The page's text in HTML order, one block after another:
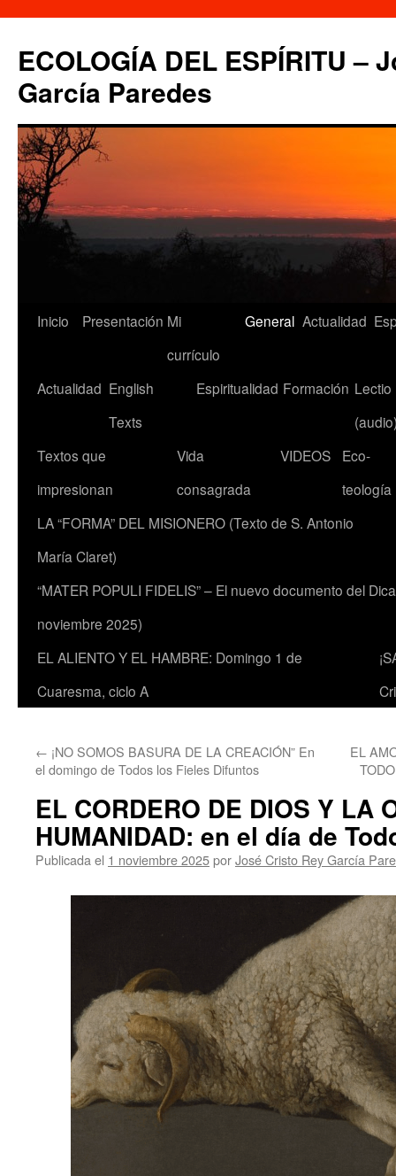
contenido
ECOLOGÍA DEL ESPÍRITU –
García Paredes
Inicio Presentación Mi
currículo
General Actualidad
Actualidad English
Texts
Espiritualidad Formación Lectio
Textos que
impresionan
Vida
consagrada
VIDEOS
Eco-
teología
LA “FORMA” DEL MISIONERO (Texto de S. Antonio
María Claret)
“MATER POPULI FIDELIS” – El nuevo documento del
noviembre 2025)
EL ALIENTO Y EL HAMBRE: Domingo 1 de
Cuaresma, ciclo A
← ¡NO SOMOS BASURA DE LA CREACIÓN” En
el domingo de Todos los Fieles Difuntos
EL
EL CORDERO DE DIOS Y LA
HUMANIDAD: en el día de
Publicada el 1 noviembre 2025porJosé Cristo Rey García